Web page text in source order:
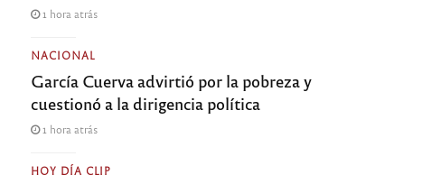
1 hora atrás
NACIONAL
García Cuerva advirtió por la pobreza y
cuestionó a la dirigencia política
1 hora atrás
HOY DÍA CLIP